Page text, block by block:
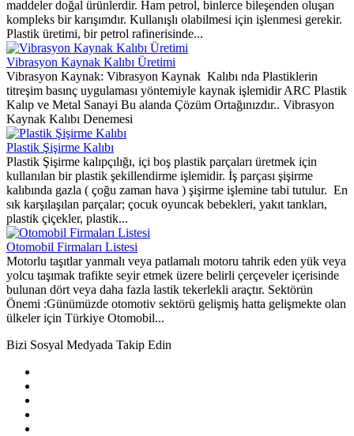
maddeler doğal ürünlerdir. Ham petrol, binlerce bileşenden oluşan
kompleks bir karışımdır. Kullanışlı olabilmesi için işlenmesi gerekir.
Plastik üretimi, bir petrol rafinerisinde...
Vibrasyon Kaynak Kalıbı Üretimi
Vibrasyon Kaynak: Vibrasyon Kaynak Kalıbı nda Plastiklerin
titreşim basınç uygulaması yöntemiyle kaynak işlemidir ARC Plastik
Kalıp ve Metal Sanayi Bu alanda Çözüm Ortağınızdır.. Vibrasyon
Kaynak Kalıbı Denemesi
Plastik Şişirme Kalıbı
Plastik Şişirme kalıpçılığı, içi boş plastik parçaları üretmek için
kullanılan bir plastik şekillendirme işlemidir. İş parçası şişirme
kalıbında gazla ( çoğu zaman hava ) şişirme işlemine tabi tutulur. En
sık karşılaşılan parçalar; çocuk oyuncak bebekleri, yakıt tankları,
plastik çiçekler, plastik...
Otomobil Firmaları Listesi
Motorlu taşıtlar yanmalı veya patlamalı motoru tahrik eden yük veya
yolcu taşımak trafikte seyir etmek üzere belirli çerçeveler içerisinde
bulunan dört veya daha fazla lastik tekerlekli araçtır. Sektörün
Önemi :Günümüzde otomotiv sektörü gelişmiş hatta gelişmekte olan
ülkeler için Türkiye Otomobil...
Bizi Sosyal Medyada Takip Edin